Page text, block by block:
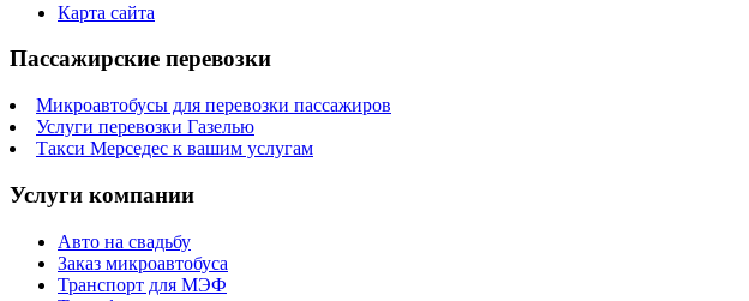
Карта сайта
Пассажирские перевозки
Микроавтобусы для перевозки пассажиров
Услуги перевозки Газелью
Такси Мерседес к вашим услугам
Услуги компании
Авто на свадьбу
Заказ микроавтобуса
Транспорт для МЭФ